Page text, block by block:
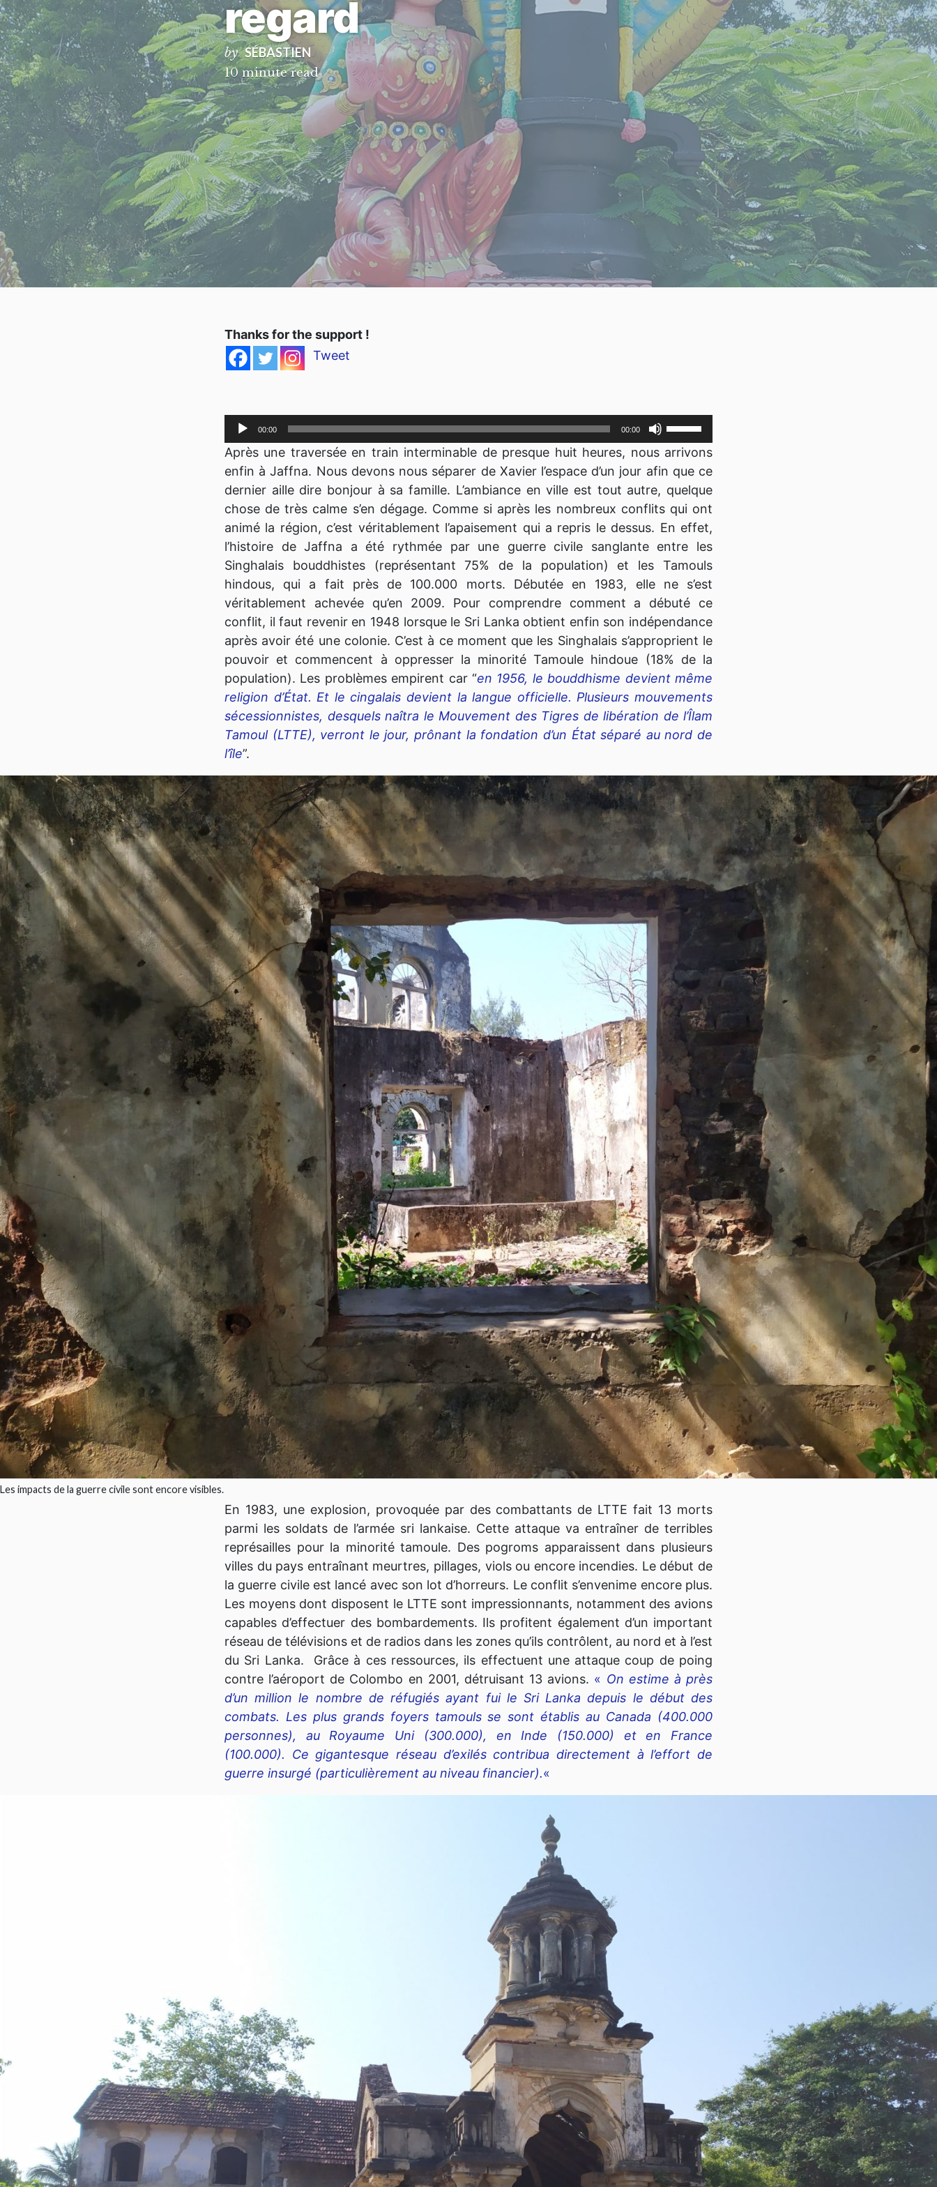
regard
by SÉBASTIEN
10 minute read
Thanks for the support !
Tweet
00:00 00:00
Utilisez
les
flèches
haut/bas
pour
augmenter
ou
diminuer
le
volume.
Après une traversée en train interminable de presque huit heures, nous arrivons
enfin à Jaffna. Nous devons nous séparer de Xavier l’espace d’un jour afin que ce
dernier aille dire bonjour à sa famille. L’ambiance en ville est tout autre, quelque
chose de très calme s’en dégage. Comme si après les nombreux conflits qui ont
animé la région, c’est véritablement l’apaisement qui a repris le dessus. En effet,
l’histoire de Jaffna a été rythmée par une guerre civile sanglante entre les
Singhalais bouddhistes (représentant 75% de la population) et les Tamouls
hindous, qui a fait près de 100.000 morts. Débutée en 1983, elle ne s’est
véritablement achevée qu’en 2009. Pour comprendre comment a débuté ce
conflit, il faut revenir en 1948 lorsque le Sri Lanka obtient enfin son indépendance
après avoir été une colonie. C’est à ce moment que les Singhalais s’approprient le
pouvoir et commencent à oppresser la minorité Tamoule hindoue (18% de la
population). Les problèmes empirent car “en 1956, le bouddhisme devient même
religion d’État. Et le cingalais devient la langue officielle. Plusieurs mouvements
sécessionnistes, desquels naîtra le Mouvement des Tigres de libération de l’Îlam
Tamoul (LTTE), verront le jour, prônant la fondation d’un État séparé au nord de
l’île”.
Les impacts de la guerre civile sont encore visibles.
En 1983, une explosion, provoquée par des combattants de LTTE fait 13 morts
parmi les soldats de l’armée sri lankaise. Cette attaque va entraîner de terribles
représailles pour la minorité tamoule. Des pogroms apparaissent dans plusieurs
villes du pays entraînant meurtres, pillages, viols ou encore incendies. Le début de
la guerre civile est lancé avec son lot d’horreurs. Le conflit s’envenime encore plus.
Les moyens dont disposent le LTTE sont impressionnants, notamment des avions
capables d’effectuer des bombardements. Ils profitent également d’un important
réseau de télévisions et de radios dans les zones qu’ils contrôlent, au nord et à l’est
du Sri Lanka. Grâce à ces ressources, ils effectuent une attaque coup de poing
contre l’aéroport de Colombo en 2001, détruisant 13 avions. « On estime à près
d’un million le nombre de réfugiés ayant fui le Sri Lanka depuis le début des
combats. Les plus grands foyers tamouls se sont établis au Canada (400.000
personnes), au Royaume Uni (300.000), en Inde (150.000) et en France
(100.000). Ce gigantesque réseau d’exilés contribua directement à l’effort de
guerre insurgé (particulièrement au niveau financier).«